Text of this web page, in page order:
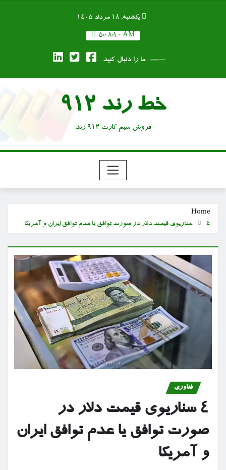
یکشنبه, ۱۸ مرداد ۱۴۰۵
5:08:11 AM
ما را دنبال کنید
خط رند 912
فروش سیم کارت 912 رند
Home
۴ سناریوی قیمت دلار در صورت توافق یا عدم توافق ایران و آمریکا
فناوری
۴ سناریوی قیمت دلار در
صورت توافق یا عدم توافق ایران
و آمریکا